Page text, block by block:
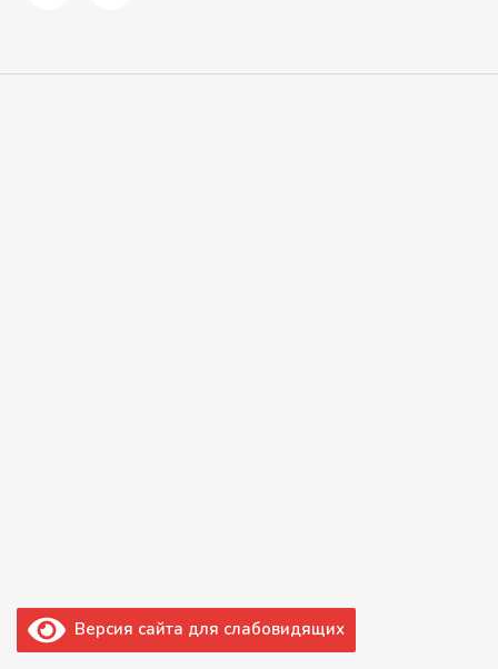
Версия сайта для слабовидящих